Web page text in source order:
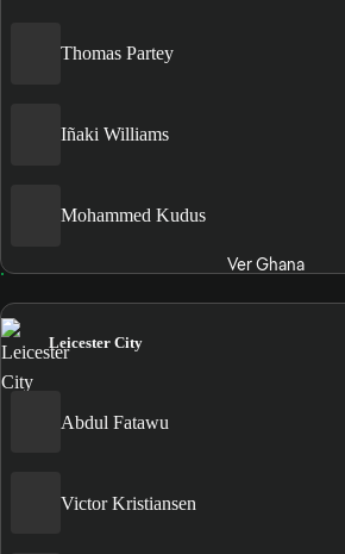
Thomas Partey
Iñaki Williams
Mohammed Kudus
Ver Ghana
Leicester City
Abdul Fatawu
Victor Kristiansen